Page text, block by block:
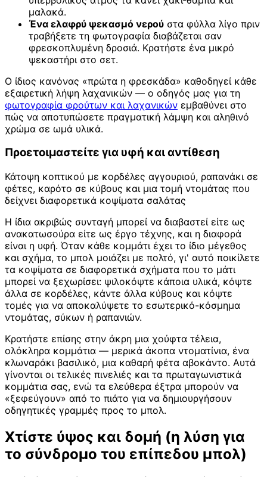
μαλακά.
Ένα ελαφρύ ψεκασμό νερού στα φύλλα λίγο πριν
τραβήξετε τη φωτογραφία διαβάζεται σαν
φρεσκοπλυμένη δροσιά. Κρατήστε ένα μικρό
ψεκαστήρι στο σετ.
Ο ίδιος κανόνας «πρώτα η φρεσκάδα» καθοδηγεί κάθε
εξαιρετική λήψη λαχανικών — ο οδηγός μας για τη
φωτογραφία φρούτων και λαχανικών εμβαθύνει στο
πώς να αποτυπώσετε πραγματική λάμψη και αληθινό
χρώμα σε ωμά υλικά.
Προετοιμαστείτε για υφή και αντίθεση
Κάτοψη κοπτικού με κορδέλες αγγουριού, ραπανάκι σε
φέτες, καρότο σε κύβους και μια τομή ντομάτας που
δείχνει διαφορετικά κοψίματα σαλάτας
Η ίδια ακριβώς συνταγή μπορεί να διαβαστεί είτε ως
ανακατωσούρα είτε ως έργο τέχνης, και η διαφορά
είναι η υφή. Όταν κάθε κομμάτι έχει το ίδιο μέγεθος
και σχήμα, το μπολ μοιάζει με πολτό, γι' αυτό ποικίλετε
τα κοψίματα σε διαφορετικά σχήματα που το μάτι
μπορεί να ξεχωρίσει: ψιλοκόψτε κάποια υλικά, κόψτε
άλλα σε κορδέλες, κάντε άλλα κύβους και κόψτε
τομές για να αποκαλύψετε το εσωτερικό-κόσμημα
ντομάτας, σύκων ή ραπανιών.
Κρατήστε επίσης στην άκρη μια χούφτα τέλεια,
ολόκληρα κομμάτια — μερικά άκοπα ντοματίνια, ένα
κλωναράκι βασιλικό, μια καθαρή φέτα αβοκάντο. Αυτά
γίνονται οι τελικές πινελιές και τα πρωταγωνιστικά
κομμάτια σας, ενώ τα ελεύθερα έξτρα μπορούν να
«ξεφεύγουν» από το πιάτο για να δημιουργήσουν
οδηγητικές γραμμές προς το μπολ.
Χτίστε ύψος και δομή (η λύση για
το σύνδρομο του επίπεδου μπολ)